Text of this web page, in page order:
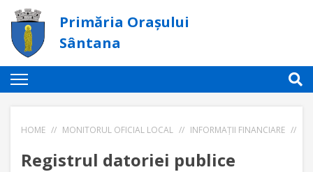
Primăria Orașului
Sântana
HOME // MONITORUL OFICIAL LOCAL // INFORMAȚII FINANCIARE //
Registrul datoriei publice